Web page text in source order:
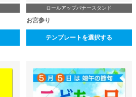
ロールアップバナースタンド
お宮参り
テンプレートを選択する